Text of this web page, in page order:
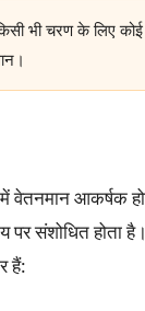
भी चरण के लिए
में वेतनमान आकर्षक
पर संशोधित होता
हैं: